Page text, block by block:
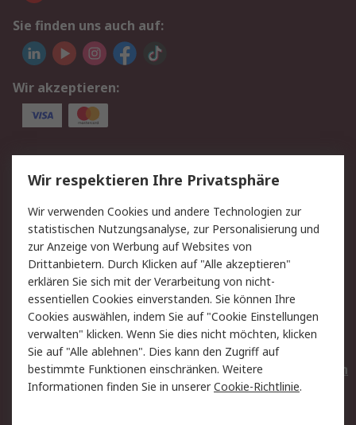
Sie finden uns auch auf:
Wir akzeptieren:
Service
Value Added Services
Lieferlösungen
Rücksendungen
Kontakt
Hilfe
Privatkunden
Rechtliches
AGB
Datenschutz
Cookie-Richtlinie
Zahlungsbedingungen
Copyright/Impressum
Entsorgung
Elektrogeräte/Batterien
Wir respektieren Ihre Privatsphäre
Wir verwenden Cookies und andere Technologien zur
statistischen Nutzungsanalyse, zur Personalisierung und
zur Anzeige von Werbung auf Websites von
Drittanbietern. Durch Klicken auf "Alle akzeptieren"
erklären Sie sich mit der Verarbeitung von nicht-
essentiellen Cookies einverstanden. Sie können Ihre
Cookies auswählen, indem Sie auf "Cookie Einstellungen
verwalten" klicken. Wenn Sie dies nicht möchten, klicken
Sie auf "Alle ablehnen". Dies kann den Zugriff auf
bestimmte Funktionen einschränken. Weitere
Informationen finden Sie in unsererCookie-Richtlinie.